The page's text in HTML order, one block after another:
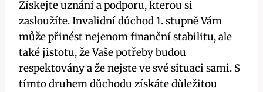
Získejte uznání a podporu, kterou si
zasloužíte. Invalidní důchod 1. stupně Vám
může přinést nejenom finanční stabilitu, ale
také jistotu, že Vaše potřeby budou
respektovány a že nejste ve své situaci sami. S
tímto druhem důchodu získáte důležitou